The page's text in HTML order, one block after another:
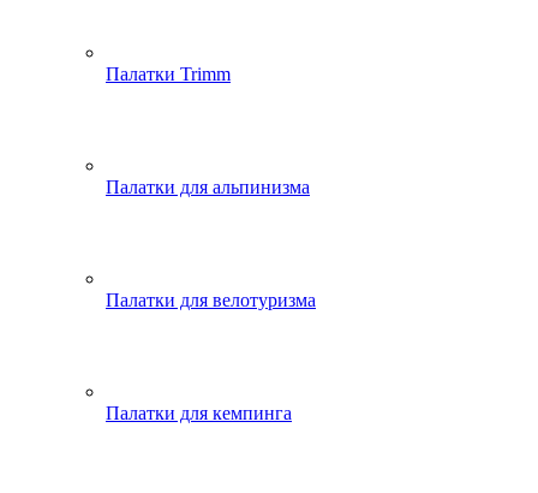
Палатки Trimm
Палатки для альпинизма
Палатки для велотуризма
Палатки для кемпинга